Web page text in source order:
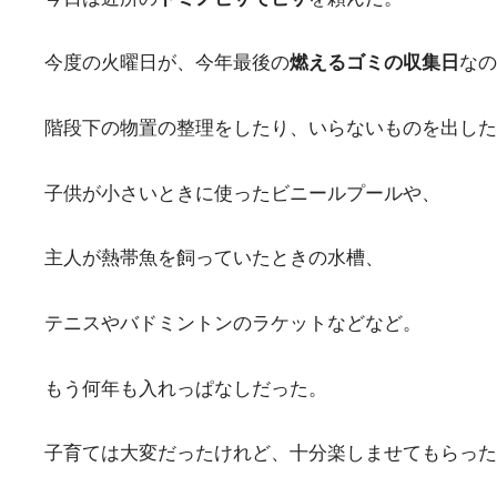
今度の火曜日が、今年最後の燃えるゴミの収集日 なの
階段下の物置の整理をしたり、いらないものを出した
子供が小さいときに使ったビニールプールや、
主人が熱帯魚を飼っていたときの水槽、
テニスやバドミントンのラケットなどなど。
もう何年も入れっぱなしだった。
子育ては大変だったけれど、十分楽しませてもらった